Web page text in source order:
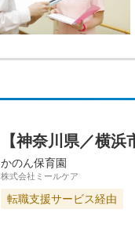
【神奈川県／横
かのん保育園
株式会社ミールケア
転職支援サービス経由